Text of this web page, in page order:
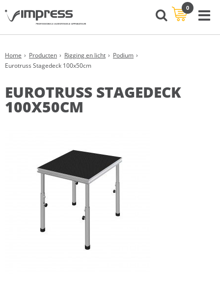
0
Home Producten Rigging en licht
Podium
Eurotruss Stagedeck 100x50cm
EUROTRUSS STAGEDECK
100X50CM